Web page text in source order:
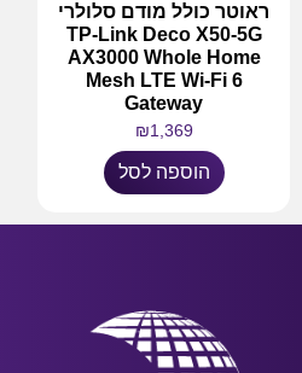
ראוטר כולל מודם סלולרי
TP-Link Deco X50-5G
AX3000 Whole Home
Mesh LTE Wi-Fi 6
Gateway
₪1,369
הוספה לסל